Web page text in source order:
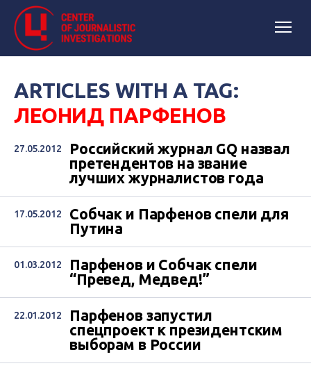
ARTICLES WITH A TAG:
ЛЕОНИД ПАРФЕНОВ
27.05.2012
Российский журнал GQ назвал
претендентов на звание
лучших журналистов года
17.05.2012
Собчак и Парфенов спели для
Путина
01.03.2012
Парфенов и Собчак спели
“Превед, Медвед!”
22.01.2012
Парфенов запустил
спецпроект к президентским
выборам в России